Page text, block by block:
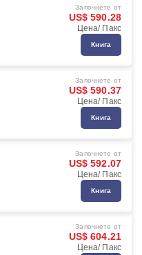
Започнете от
US$ 590.28
Цена/ Пакс
Книга
Започнете от
US$ 590.37
Цена/ Пакс
Книга
Започнете от
US$ 592.07
Цена/ Пакс
Книга
Започнете от
US$ 604.21
Цена/ Пакс